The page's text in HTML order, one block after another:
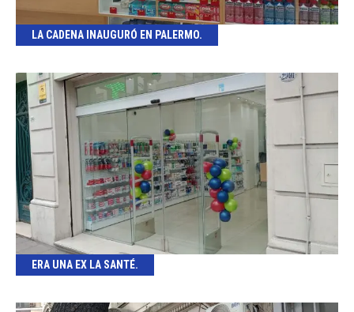
LA CADENA INAUGURÓ EN PALERMO.
ERA UNA EX LA SANTÉ.